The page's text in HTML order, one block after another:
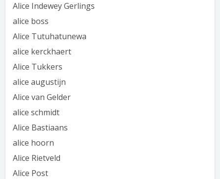
Alice Indewey Gerlings
alice boss
Alice Tutuhatunewa
alice kerckhaert
Alice Tukkers
alice augustijn
Alice van Gelder
alice schmidt
Alice Bastiaans
alice hoorn
Alice Rietveld
Alice Post